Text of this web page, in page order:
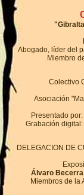
Abogado, líder del
Miembro
Colectivo
Asociación
Presentado
Grabación digital:
DELEGACION DE
Álvaro Becerra
Miembros de la